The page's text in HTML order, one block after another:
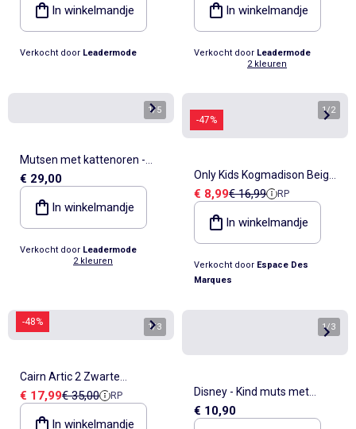
In winkelmandje
Verkocht door Leadermode
In winkelmandje
Verkocht door Leadermode
2 kleuren
1/5
Mutsen met kattenoren -
New Era
€ 29,00
In winkelmandje
Verkocht door Leadermode
2 kleuren
-47%
1/2
Only Kids Kogmadison Beige
Sjaal voor Kinderen
Verkoopprijs
€ 8,99Referentieprijs
€ 16,99 RP
In winkelmandje
Verkocht door Espace Des
Marques
-48% 1/3
Cairn Artic 2 Zwarte
Meisjeswanten
Verkoopprijs
€ 17,99Referentieprijs
€ 35,00 RP
In winkelmandje
1/3
Disney - Kind muts met
pompon zwart en rood
€ 10,90